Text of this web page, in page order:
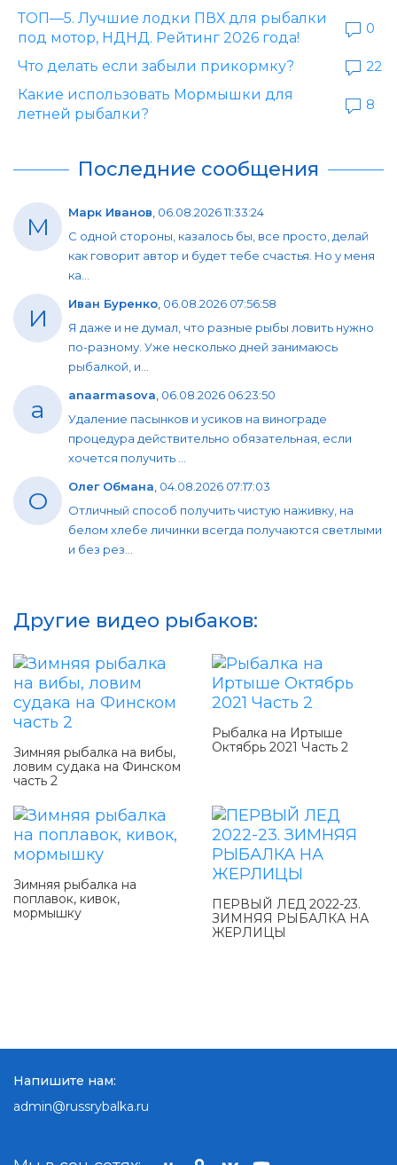
ТОП—5. Лучшие лодки ПВХ для рыбалки
под мотор, НДНД. Рейтинг 2026 года!
0
Что делать если забыли прикормку?
22
Какие использовать Мормышки для
летней рыбалки?
8
Последние сообщения
М Марк Иванов 06.08.2026 11:33:24
С одной стороны, казалось бы, все просто, делай
как говорит автор и будет тебе счастья. Но у меня
ка...
И Иван Буренко 06.08.2026 07:56:58
Я даже и не думал, что разные рыбы ловить нужно
по-разному. Уже несколько дней занимаюсь
рыбалкой, и...
a anaarmasova 06.08.2026 06:23:50
Удаление пасынков и усиков на винограде
процедура действительно обязательная, если
хочется получить ...
О Олег Обмана 04.08.2026 07:17:03
Отличный способ получить чистую наживку, на
белом хлебе личинки всегда получаются светлыми
и без рез...
Другие видео рыбаков:
Зимняя рыбалка на вибы,
ловим судака на Финском
часть 2
Рыбалка на Иртыше
Октябрь 2021 Часть 2
Зимняя рыбалка на
поплавок, кивок,
мормышку
ПЕРВЫЙ ЛЕД 2022-23.
ЗИМНЯЯ РЫБАЛКА НА
ЖЕРЛИЦЫ
Напишите нам:
admin@russrybalka.ru